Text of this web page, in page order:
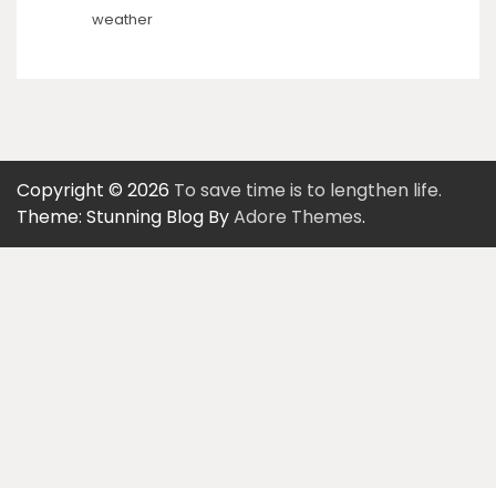
weather
Copyright © 2026 To save time is to lengthen life.
Theme: Stunning Blog ByAdore Themes.